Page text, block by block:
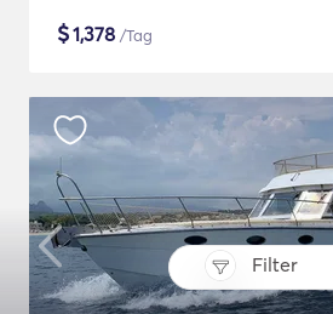
Filter
$1,378 /Tag